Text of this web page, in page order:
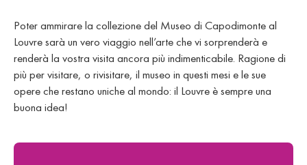
Poter ammirare la collezione del Museo di Capodimonte al
Louvre sarà un vero viaggio nell’arte che vi sorprenderà e
renderà la vostra visita ancora più indimenticabile. Ragione di
più per visitare, o rivisitare, il museo in questi mesi e le sue
opere che restano uniche al mondo: il Louvre è sempre una
buona idea!